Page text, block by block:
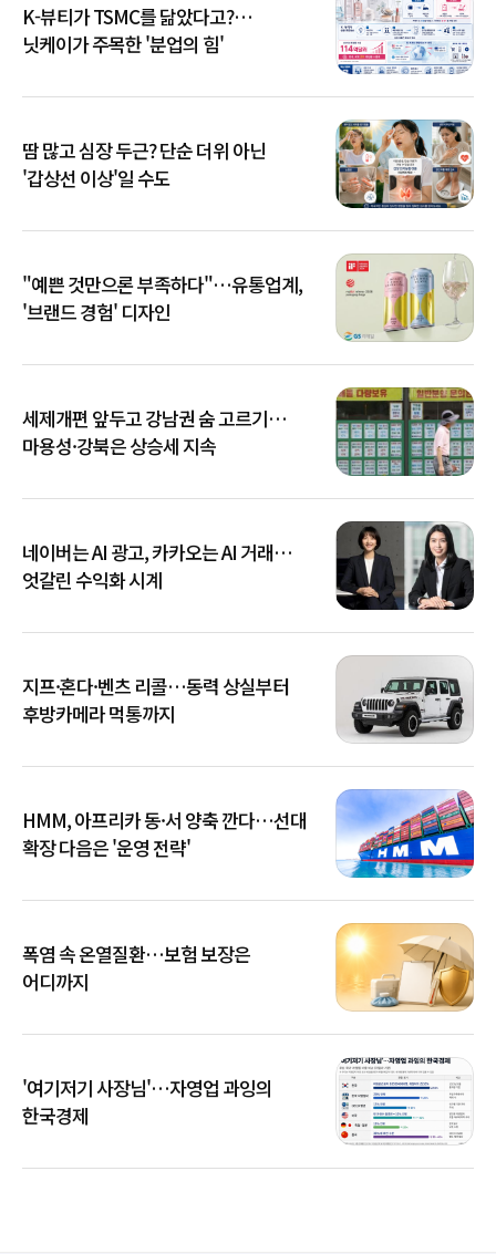
K-뷰티가 TSMC를 닮았다고?…
닛케이가 주목한 '분업의 힘'
땀 많고 심장 두근? 단순 더위 아닌
'갑상선 이상'일 수도
"예쁜 것만으론 부족하다"…유통업계,
'브랜드 경험' 디자인
세제개편 앞두고 강남권 숨 고르기…
마용성·강북은 상승세 지속
네이버는 AI 광고, 카카오는 AI 거래…
엇갈린 수익화 시계
지프·혼다·벤츠 리콜…동력 상실부터
후방카메라 먹통까지
HMM, 아프리카 동·서 양축 깐다…선대
확장 다음은 '운영 전략'
폭염 속 온열질환…보험 보장은
어디까지
'여기저기 사장님'…자영업 과잉의
한국경제